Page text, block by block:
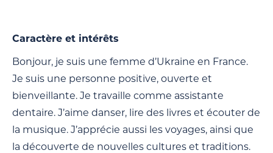
Caractère et intérêts
Bonjour, je suis une femme d’Ukraine en France.
Je suis une personne positive, ouverte et
bienveillante. Je travaille comme assistante
dentaire. J’aime danser, lire des livres et écouter de
la musique. J’apprécie aussi les voyages, ainsi que
la découverte de nouvelles cultures et traditions.